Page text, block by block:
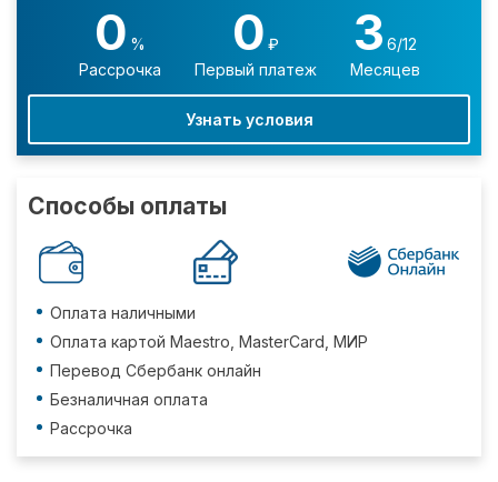
0 %
Рассрочка
0 ₽
Первый платеж
3 6/12
Месяцев
Узнать условия
Способы оплаты
Оплата наличными
Оплата картой Maestro, MasterCard, МИР
Перевод Сбербанк онлайн
Безналичная оплата
Рассрочка